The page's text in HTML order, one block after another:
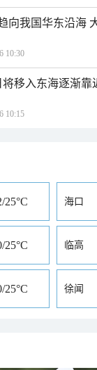
向我国华东沿海
10:30
将移入东海逐渐
10:15
25°C 海口
25°C 临高
25°C 徐闻